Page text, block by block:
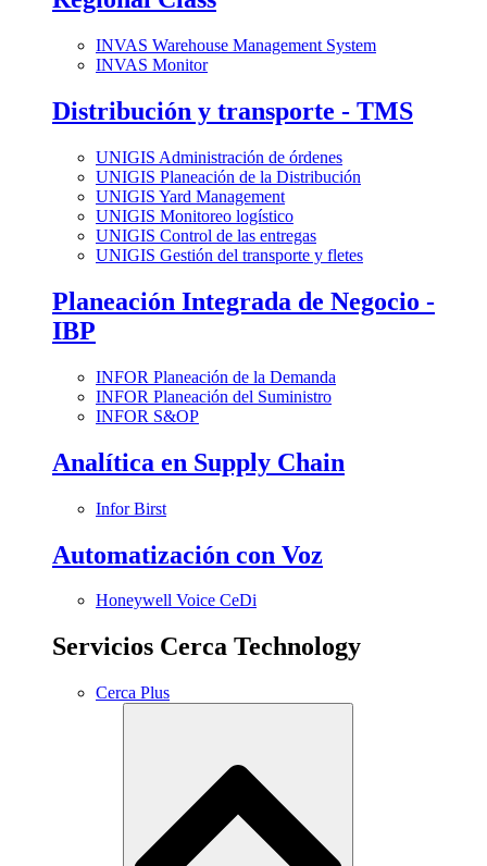
INVAS Warehouse Management System
INVAS Monitor
Distribución y transporte - TMS
UNIGIS Administración de órdenes
UNIGIS Planeación de la Distribución
UNIGIS Yard Management
UNIGIS Monitoreo logístico
UNIGIS Control de las entregas
UNIGIS Gestión del transporte y fletes
Planeación Integrada de Negocio -
IBP
INFOR Planeación de la Demanda
INFOR Planeación del Suministro
INFOR S&OP
Analítica en Supply Chain
Infor Birst
Automatización con Voz
Honeywell Voice CeDi
Servicios Cerca Technology
Cerca Plus